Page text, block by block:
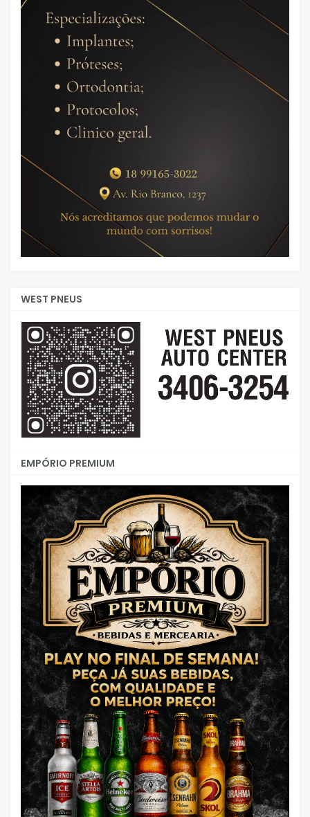
WEST PNEUS
EMPÓRIO PREMIUM